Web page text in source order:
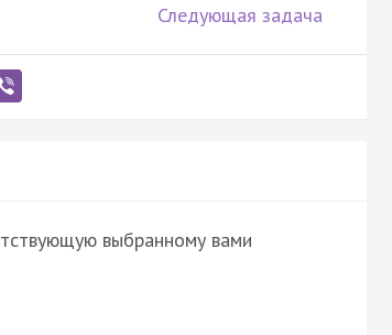
Следующая задача
выбранному вами